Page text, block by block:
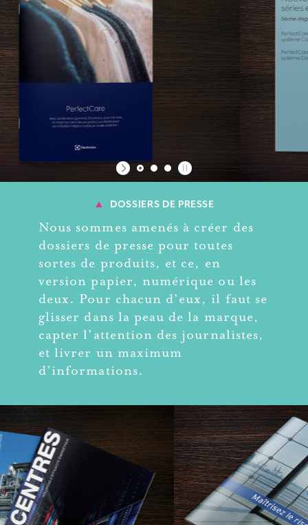
▲ DOSSIERS DE PRESSE
Nous sommes amenés à créer des
dossiers de presse pour toutes
sortes de produits, et ce, en
version papier, numérique ou les
deux. Pour chacun d’eux, il faut se
glisser dans la peau de la marque,
capter l’attention des journalistes,
et livrer un maximum
d’informations.